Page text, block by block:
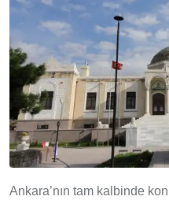
Ankara’nın tam kalbinde